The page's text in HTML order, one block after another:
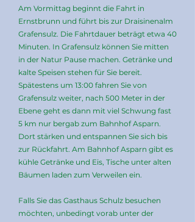
Am Vormittag beginnt die Fahrt in
Ernstbrunn und führt bis zur Draisinenalm
Grafensulz. Die Fahrtdauer beträgt etwa 40
Minuten. In Grafensulz können Sie mitten
in der Natur Pause machen. Getränke und
kalte Speisen stehen für Sie bereit.
Spätestens um 13:00 fahren Sie von
Grafensulz weiter, nach 500 Meter in der
Ebene geht es dann mit viel Schwung fast
5 km nur bergab zum Bahnhof Asparn.
Dort stärken und entspannen Sie sich bis
zur Rückfahrt. Am Bahnhof Asparn gibt es
kühle Getränke und Eis, Tische unter alten
Bäumen laden zum Verweilen ein.
Falls Sie das Gasthaus Schulz besuchen
möchten, unbedingt vorab unter der